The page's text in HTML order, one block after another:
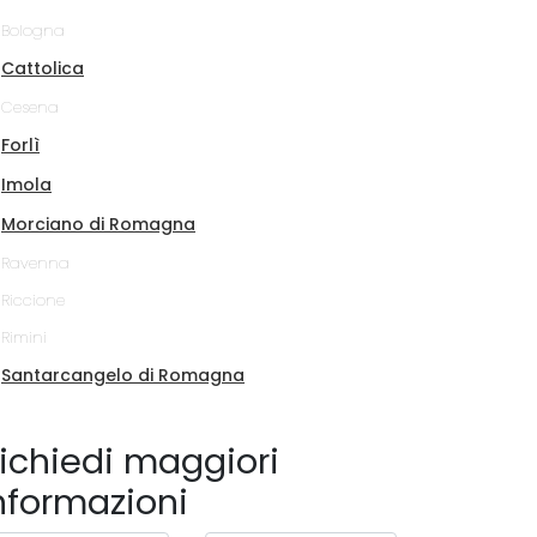
Bologna
Cattolica
Cesena
Forlì
Imola
Morciano di Romagna
Ravenna
Riccione
Rimini
Santarcangelo di Romagna
maggiori